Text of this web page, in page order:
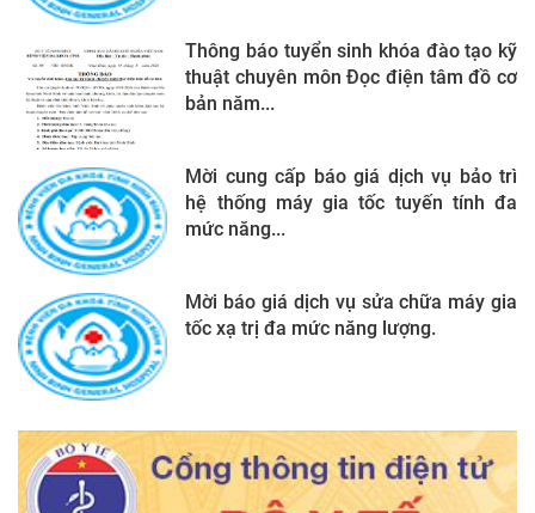
Thông báo tuyển sinh khóa đào tạo kỹ
thuật chuyên môn Đọc điện tâm đồ cơ
bản năm...
Mời cung cấp báo giá dịch vụ bảo trì
hệ thống máy gia tốc tuyến tính đa
mức năng...
Mời báo giá dịch vụ sửa chữa máy gia
tốc xạ trị đa mức năng lượng.